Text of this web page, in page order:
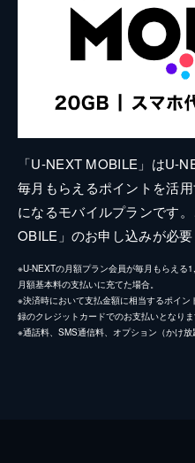
「U-NEXT MOBILE」はU-
毎月もらえるポイントを活
になるモバイルプランです
OBILE」のお申し込みが必要
※U-NEXTの月額プラン会員が毎月もらえ
月額基本料の支払いに充てた場合。
※決済時において支払金額に相当するポイ
録のクレジットカードでのお支払いとなりま
※通話料、SMS通信料、オプション（かけ放